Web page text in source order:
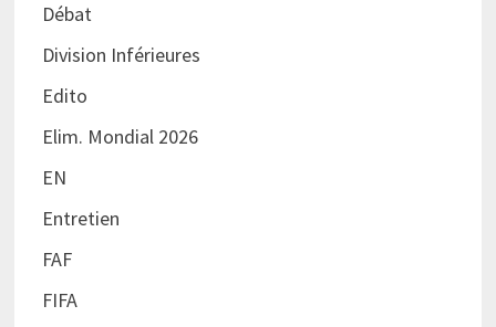
Débat
Division Inférieures
Edito
Elim. Mondial 2026
EN
Entretien
FAF
FIFA